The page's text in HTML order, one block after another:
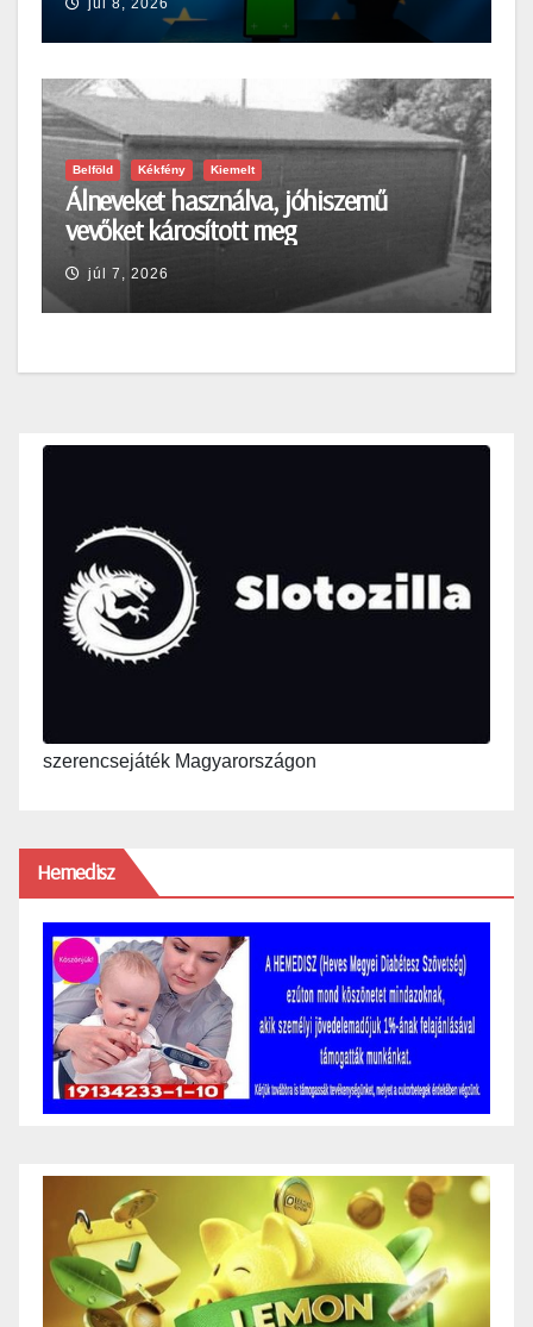
Belföld Kékfény Kiemelt
Álneveket használva, jóhiszemű
vevőket károsított meg
júl 7, 2026
szerencsejáték Magyarországon
Hemedisz